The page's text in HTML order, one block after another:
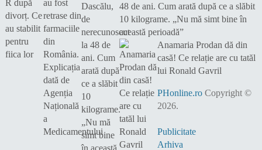
48 de ani. Cum arată după ce a slăbit
10 kilograme. „Nu mă simt bine în
această perioadă”
Anamaria Prodan dă din
casă! Ce relație are cu tatăl
lui Ronald Gavril
PHonline.roCopyright ©
2026.
Publicitate
Arhiva